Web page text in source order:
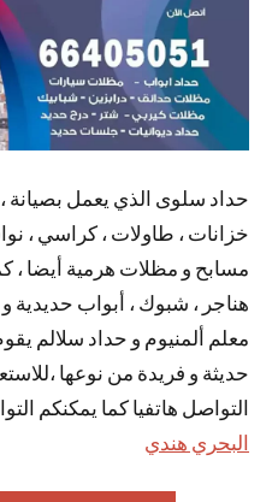
حداد سلوى الذي يعمل بصيانة
خزانات ، طاولات ، كراسي ،
مسابح و مظلات هرمية أيضا ،
هناجر ، شبوك ، أبواب حديدية
معلم ألمنيوم و حداد سلالم
حديثة و فريدة من نوعها
التواصل هاتفيا كما يمكنكم
البحري هندي